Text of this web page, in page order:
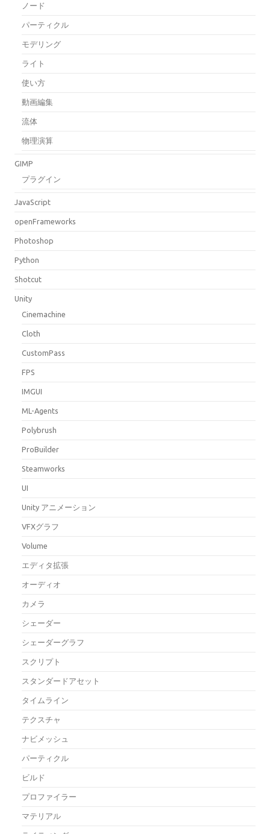
ノード
パーティクル
モデリング
ライト
使い方
動画編集
流体
物理演算
GIMP
プラグイン
JavaScript
openFrameworks
Photoshop
Python
Shotcut
Unity
Cinemachine
Cloth
CustomPass
FPS
IMGUI
ML-Agents
Polybrush
ProBuilder
Steamworks
UI
Unity アニメーション
VFXグラフ
Volume
エディタ拡張
オーディオ
カメラ
シェーダー
シェーダーグラフ
スクリプト
スタンダードアセット
タイムライン
テクスチャ
ナビメッシュ
パーティクル
ビルド
プロファイラー
マテリアル